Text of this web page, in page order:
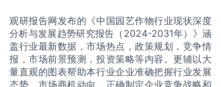
观研报告网发布的《中国园艺作物行业现状深度
分析与发展趋势研究报告（2024-2031年）》涵
盖行业最新数据，市场热点，政策规划，竞争情
报，市场前景预测，投资策略等内容。更辅以大
量直观的图表帮助本行业企业准确把握行业发展
态势、市场商机动向、正确制定企业竞争战略和